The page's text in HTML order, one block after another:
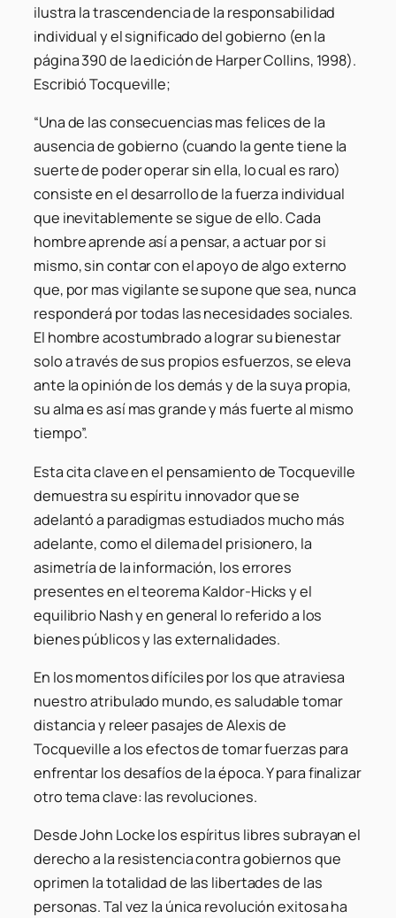
ilustra la trascendencia de la responsabilidad
individual y el significado del gobierno (en la
página 390 de la edición de Harper Collins, 1998).
Escribió Tocqueville;
“Una de las consecuencias mas felices de la
ausencia de gobierno (cuando la gente tiene la
suerte de poder operar sin ella, lo cual es raro)
consiste en el desarrollo de la fuerza individual
que inevitablemente se sigue de ello. Cada
hombre aprende así a pensar, a actuar por si
mismo, sin contar con el apoyo de algo externo
que, por mas vigilante se supone que sea, nunca
responderá por todas las necesidades sociales.
El hombre acostumbrado a lograr su bienestar
solo a través de sus propios esfuerzos, se eleva
ante la opinión de los demás y de la suya propia,
su alma es así mas grande y más fuerte al mismo
tiempo”.
Esta cita clave en el pensamiento de Tocqueville
demuestra su espíritu innovador que se
adelantó a paradigmas estudiados mucho más
adelante, como el dilema del prisionero, la
asimetría de la información, los errores
presentes en el teorema Kaldor-Hicks y el
equilibrio Nash y en general lo referido a los
bienes públicos y las externalidades.
En los momentos difíciles por los que atraviesa
nuestro atribulado mundo, es saludable tomar
distancia y releer pasajes de Alexis de
Tocqueville a los efectos de tomar fuerzas para
enfrentar los desafíos de la época. Y para finalizar
otro tema clave: las revoluciones.
Desde John Locke los espíritus libres subrayan el
derecho a la resistencia contra gobiernos que
oprimen la totalidad de las libertades de las
personas. Tal vez la única revolución exitosa ha